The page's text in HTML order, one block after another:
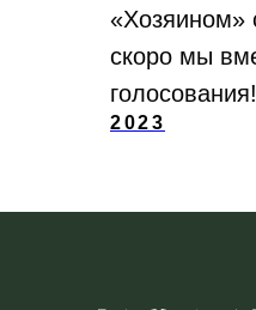
«Хозяином»
скоро мы
голосования!
2023